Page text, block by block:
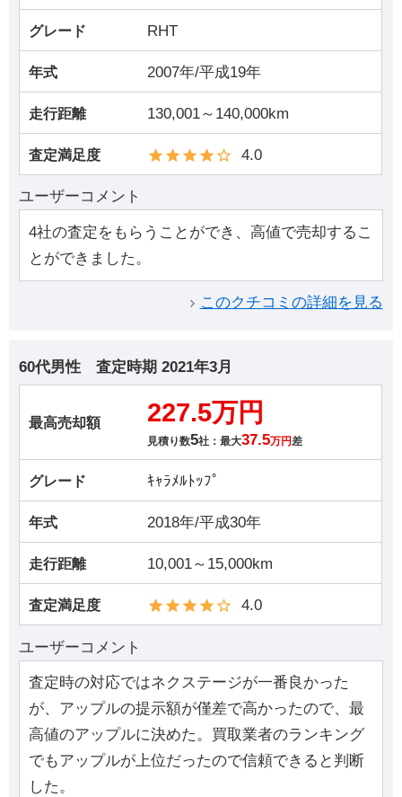
グレード RHT
年式 2007年/平成19年
走行距離 130,001～140,000km
査定満足度 4.0
ユーザーコメント
4社の査定をもらうことができ、高値で売却するこ
とができました。
このクチコミの詳細を見る
60代男性 査定時期 2021年3月
最高売却額 227.5万円
見積り数5社：最大37.5万円差
グレード ｷｬﾗﾒﾙﾄｯﾌﾟ
年式 2018年/平成30年
走行距離 10,001～15,000km
査定満足度 4.0
ユーザーコメント
査定時の対応ではネクステージが一番良かった
が、アップルの提示額が僅差で高かったので、最
高値のアップルに決めた。買取業者のランキング
でもアップルが上位だったので信頼できると判断
した。